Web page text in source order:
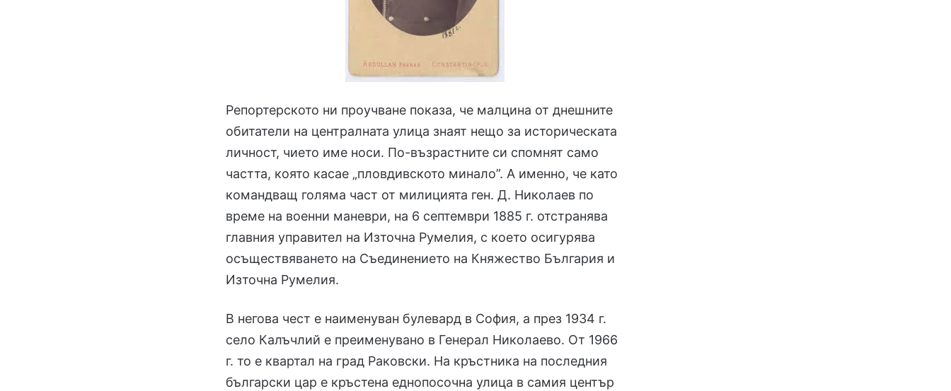
Репортерското ни проучване показа, че малцина от днешните
обитатели на централната улица знаят нещо за историческата
личност, чието име носи. По-възрастните си спомнят само
частта, която касае „пловдивското минало”. А именно, че като
командващ голяма част от милицията ген. Д. Николаев по
време на военни маневри, на 6 септември 1885 г. отстранява
главния управител на Източна Румелия, с което осигурява
осъществяването на Съединението на Княжество България и
Източна Румелия.
В негова чест е наименуван булевард в София, а през 1934 г.
село Калъчлий е преименувано в Генерал Николаево. От 1966
г. то е квартал на град Раковски. На кръстника на последния
български цар е кръстена еднопосочна улица в самия център